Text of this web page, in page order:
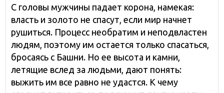
С головы мужчины падает корона, намекая:
власть и золото не спасут, если мир начнет
рушиться. Процесс необратим и неподвластен
людям, поэтому им остается только спасаться,
бросаясь с Башни. Но ее высота и камни,
летящие вслед за людьми, дают понять:
выжить им все равно не удастся. К чему